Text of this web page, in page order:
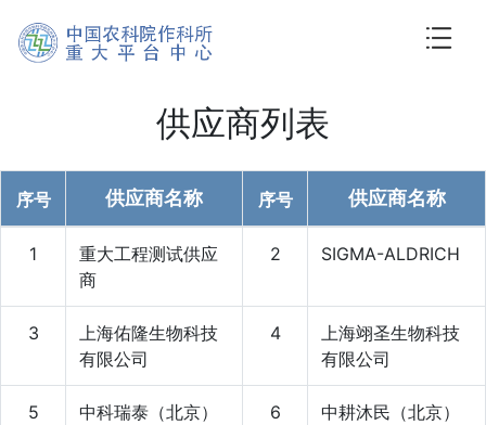
供应商列表
序号 供应商名称 序号 供应商名称
1
重大工程测试供应
商
2 SIGMA-ALDRICH
3
上海佑隆生物科技
有限公司
4
上海翊圣生物科技
有限公司
5
中科瑞泰（北京）
6
中耕沐民（北京）